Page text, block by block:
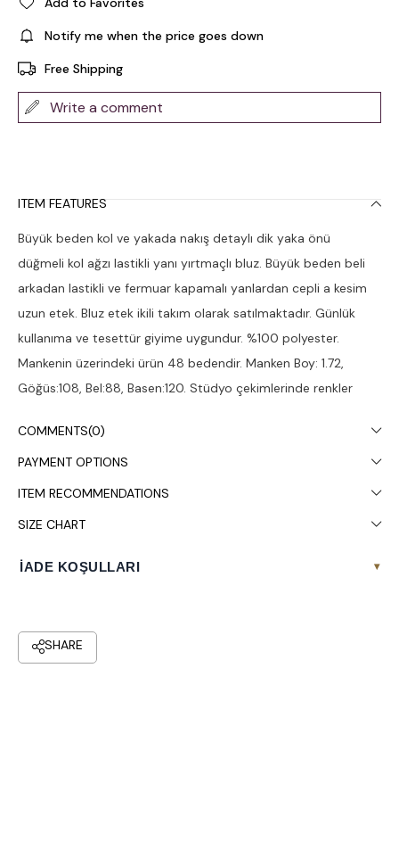
Notify me when the price goes down
Free Shipping
Write a comment
ITEM FEATURES
Büyük beden kol ve yakada nakış detaylı dik yaka önü
düğmeli kol ağzı lastikli yanı yırtmaçlı bluz. Büyük beden beli
arkadan lastikli ve fermuar kapamalı yanlardan cepli a kesim
uzun etek. Bluz etek ikili takım olarak satılmaktadır. Günlük
kullanıma ve tesettür giyime uygundur. %100 polyester.
Mankenin üzerindeki ürün 48 bedendir. Manken Boy: 1.72,
Göğüs:108, Bel:88, Basen:120. Stüdyo çekimlerinde renkler
makinesinde 30° yıkanması tavsiye edilir.
COMMENTS(0)
PAYMENT OPTIONS
ITEM RECOMMENDATIONS
SIZE CHART
İADE KOŞULLARI ▾